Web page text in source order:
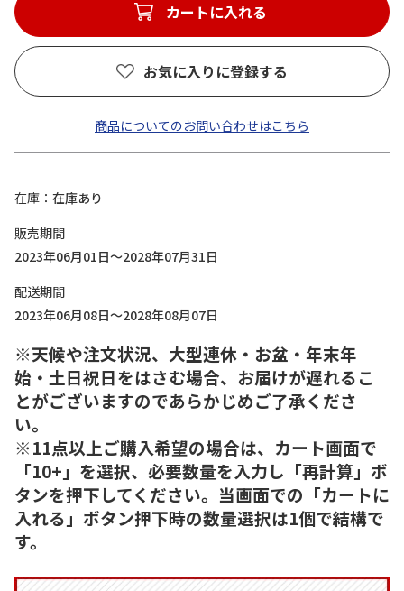
カートに入れる
お気に入りに登録する
商品についてのお問い合わせはこちら
在庫
在庫あり
販売期間
2023年06月01日～2028年07月31日
配送期間
2023年06月08日～2028年08月07日
※天候や注文状況、大型連休・お盆・年末年
始・土日祝日をはさむ場合、お届けが遅れるこ
とがございますのであらかじめご了承くださ
い。
※11点以上ご購入希望の場合は、カート画面で
「10+」を選択、必要数量を入力し「再計算」ボ
タンを押下してください。当画面での「カートに
入れる」ボタン押下時の数量選択は1個で結構で
す。